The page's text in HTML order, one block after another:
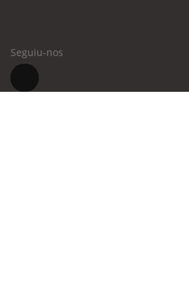
Seguiu-nos